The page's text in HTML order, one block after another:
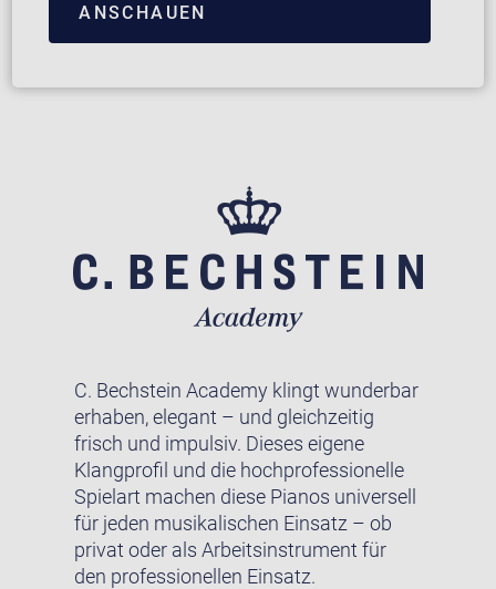
ANSCHAUEN
C. Bechstein Academy klingt wunderbar
erhaben, elegant – und gleichzeitig
frisch und impulsiv. Dieses eigene
Klangprofil und die hochprofessionelle
Spielart machen diese Pianos universell
für jeden musikalischen Einsatz – ob
privat oder als Arbeitsinstrument für
den professionellen Einsatz.